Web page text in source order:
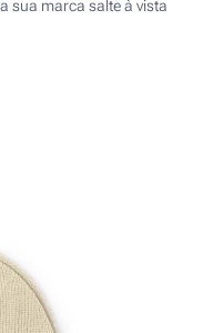
sua marca salte à vista